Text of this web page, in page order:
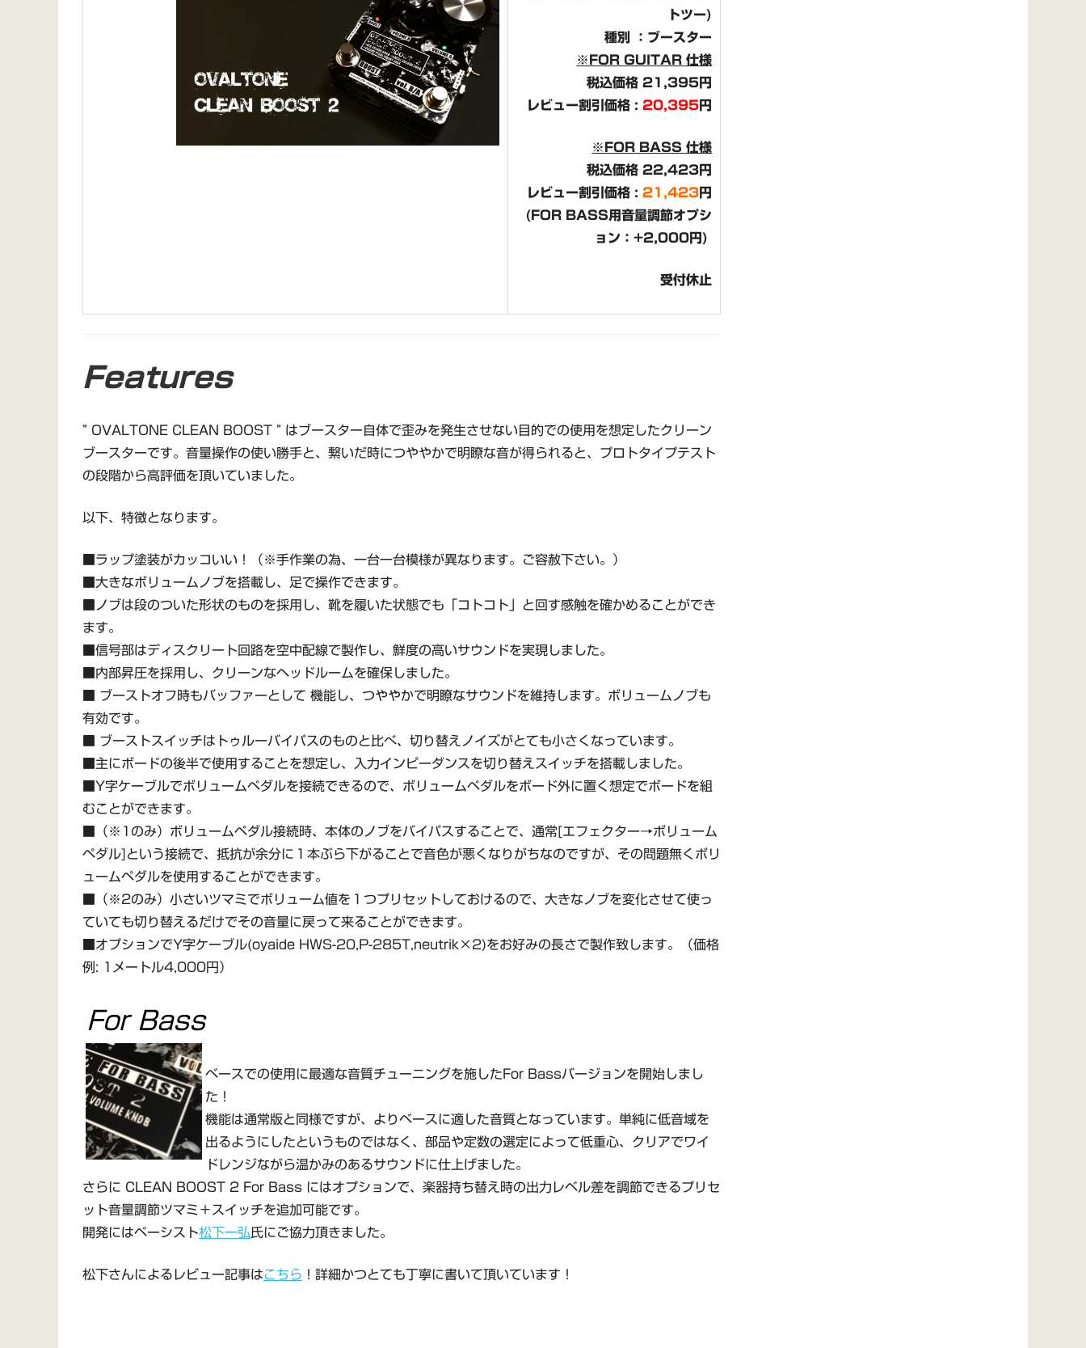
トツー)
種別 ：ブースター
※FOR GUITAR 仕様
税込価格 21,395円
レビュー割引価格 :20,395円
※FOR BASS 仕様
税込価格 22,423円
レビュー割引価格 :21,423円
(FOR BASS用音量調節オプシ
ョン：+2,000円)
受付休止
Features
” OVALTONE CLEAN BOOST ” はブースター自体で歪みを発生させない目的での使用を想定したクリーン
ブースターです。音量操作の使い勝手と、繋いだ時につややかで明瞭な音が得られると、プロトタイプテスト
の段階から高評価を頂いていました。
以下、特徴となります。
■ラップ塗装がカッコいい！（※手作業の為、一台一台模様が異なります。ご容赦下さい。）
■大きなボリュームノブを搭載し、足で操作できます。
■ノブは段のついた形状のものを採用し、靴を履いた状態でも「コトコト」と回す感触を確かめることができ
ます。
■信号部はディスクリート回路を空中配線で製作し、鮮度の高いサウンドを実現しました。
■内部昇圧を採用し、クリーンなヘッドルームを確保しました。
■ ブーストオフ時もバッファーとして 機能し、つややかで明瞭なサウンドを維持します。ボリュームノブも
有効です。
■ ブーストスイッチはトゥルーバイパスのものと比べ、切り替えノイズがとても小さくなっています。
■主にボードの後半で使用することを想定し、入力インピーダンスを切り替えスイッチを搭載しました。
■Y字ケーブルでボリュームペダルを接続できるので、ボリュームペダルをボード外に置く想定でボードを組
むことができます。
■（※1のみ）ボリュームペダル接続時、本体のノブをバイパスすることで、通常[エフェクター→ボリューム
ペダル]という接続で、抵抗が余分に１本ぶら下がることで音色が悪くなりがちなのですが、その問題無くボリ
ュームペダルを使用することができます。
■（※2のみ）小さいツマミでボリューム値を１つプリセットしておけるので、大きなノブを変化させて使っ
ていても切り替えるだけでその音量に戻って来ることができます。
■オプションでY字ケーブル(oyaide HWS-20,P-285T,neutrik×2)をお好みの長さで製作致します。（価格
例: 1メートル4,000円）
For Bass
ベースでの使用に最適な音質チューニングを施したFor Bassバージョンを開始しまし
た！
機能は通常版と同様ですが、よりベースに適した音質となっています。単純に低音域を
出るようにしたというものではなく、部品や定数の選定によって低重心、クリアでワイ
ドレンジながら温かみのあるサウンドに仕上げました。
さらに CLEAN BOOST 2 For Bass にはオプションで、楽器持ち替え時の出力レベル差を調節できるプリセ
ット音量調節ツマミ＋スイッチを追加可能です。
開発にはベーシスト松下一弘 氏にご協力頂きました。
松下さんによるレビュー記事はこちら ！詳細かつとても丁寧に書いて頂いています！